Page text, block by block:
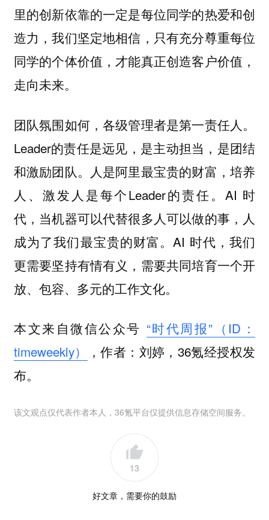
里的创新依靠的一定是每位同学的热爱和创
造力，我们坚定地相信，只有充分尊重每位
同学的个体价值，才能真正创造客户价值，
走向未来。
团队氛围如何，各级管理者是第一责任人。
Leader的责任是远见，是主动担当，是团结
和激励团队。人是阿里最宝贵的财富，培养
人、激发人是每个Leader的责任。AI 时
代，当机器可以代替很多人可以做的事，人
成为了我们最宝贵的财富。AI 时代，我们
更需要坚持有情有义，需要共同培育一个开
放、包容、多元的工作文化。
本文来自微信公众号 “时代周报”（ID：
timeweekly）
，作者：刘婷，36氪经授权发
布。
该文观点仅代表作者本人，36氪平台仅提供信息存储空间服务。
13
好文章，需要你的鼓励